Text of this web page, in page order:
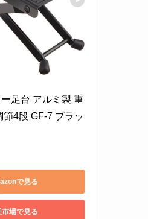
足台 アルミ製 重
4段 GF-7 ブラッ
で見る
市場で見る